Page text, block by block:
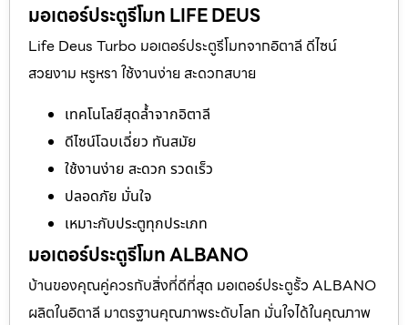
มอเตอร์ประตูรีโมท LIFE DEUS
Life Deus Turbo มอเตอร์ประตูรีโมทจากอิตาลี ดีไซน์
สวยงาม หรูหรา ใช้งานง่าย สะดวกสบาย
เทคโนโลยีสุดล้ำจากอิตาลี
ดีไซน์โฉบเฉี่ยว ทันสมัย
ใช้งานง่าย สะดวก รวดเร็ว
ปลอดภัย มั่นใจ
เหมาะกับประตูทุกประเภท
มอเตอร์ประตูรีโมท ALBANO
บ้านของคุณคู่ควรกับสิ่งที่ดีที่สุด มอเตอร์ประตูรั้ว ALBANO
ผลิตในอิตาลี มาตรฐานคุณภาพระดับโลก มั่นใจได้ในคุณภาพ